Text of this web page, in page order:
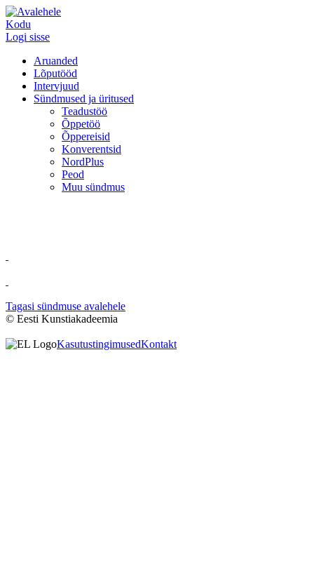
Kodu
Logi sisse
Aruanded
Lõputööd
Intervjuud
Sündmused ja üritused
Teadustöö
Õppetöö
Õppereisid
Konverentsid
NordPlus
Peod
Muu sündmus
Tagasi sündmuse avalehele
© Eesti Kunstiakadeemia
KasutustingimusedKontakt